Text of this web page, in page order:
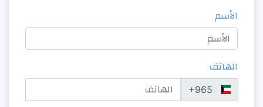
الأسم
الهاتف
‎+965